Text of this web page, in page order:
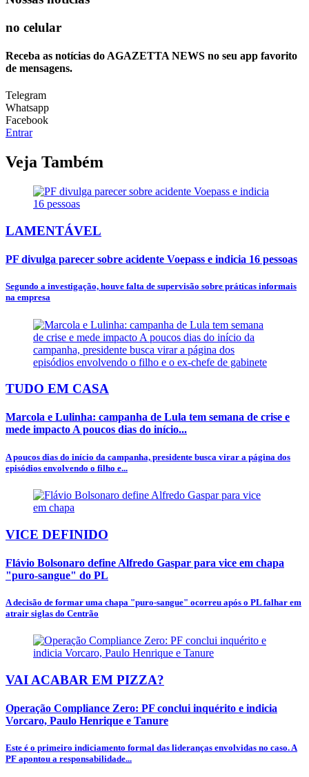
no celular
Receba as notícias do AGAZETTA NEWS no seu app favorito
de mensagens.
Telegram
Whatsapp
Facebook
Entrar
Veja Também
LAMENTÁVEL
PF divulga parecer sobre acidente Voepass e indicia 16 pessoas
Segundo a investigação, houve falta de supervisão sobre práticas informais
na empresa
TUDO EM CASA
Marcola e Lulinha: campanha de Lula tem semana de crise e
mede impacto A poucos dias do início...
A poucos dias do início da campanha, presidente busca virar a página dos
episódios envolvendo o filho e...
VICE DEFINIDO
Flávio Bolsonaro define Alfredo Gaspar para vice em chapa
"puro-sangue" do PL
A decisão de formar uma chapa "puro-sangue" ocorreu após o PL falhar em
atrair siglas do Centrão
VAI ACABAR EM PIZZA?
Operação Compliance Zero: PF conclui inquérito e indicia
Vorcaro, Paulo Henrique e Tanure
Este é o primeiro indiciamento formal das lideranças envolvidas no caso. A
PF apontou a responsabilidade...